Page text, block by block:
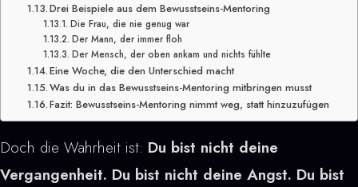
Drei Beispiele aus dem Bewusstseins-Mentoring
Die Frau, die nie genug war
Der Mann, der immer floh
Der Mensch, der oben ankam und nichts fühlte
Eine Woche, die den Unterschied macht
Was du in das Bewusstseins-Mentoring mitbringen musst
Fazit: Bewusstseins-Mentoring nimmt weg, statt hinzuzufügen
Doch die Wahrheit ist: Du bist nicht deine
Vergangenheit. Du bist nicht deine Angst. Du bist